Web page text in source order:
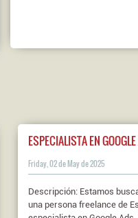
ESPECIALISTA EN
Friday, 02 de May de 2025
Descripción: Estamos
una persona freelance de